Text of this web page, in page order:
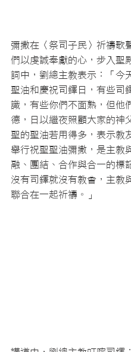
彌撒在〈祭司子民〉祈禱歌
們以虔誠奉獻的心，步入聖
詞中，劉總主教表示：「今
聖油和慶祝司鐸日，有些司
識，有些你們不面熟，但他
德，日以繼夜照顧大家的神
聖的聖油若用得多，表示教
舉行祝聖聖油彌撒，是主教
融、團結、合作與合一的標
沒有司鐸就沒有教會，主教
聯合在一起祈禱。」